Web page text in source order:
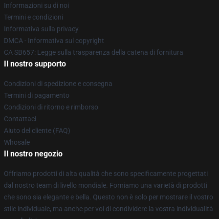
Informazioni su di noi
Termini e condizioni
Informativa sulla privacy
DMCA - Informativa sul copyright
CA SB657: Legge sulla trasparenza della catena di fornitura
Il nostro supporto
Condizioni di spedizione e consegna
Termini di pagamento
Condizioni di ritorno e rimborso
Contattaci
Aiuto del cliente (FAQ)
Whosale
Il nostro negozio
Offriamo prodotti di alta qualità che sono specificamente progettati
dal nostro team di livello mondiale. Forniamo una varietà di prodotti
che sono sia elegante e bella. Questo non è solo per mostrare il vostro
stile individuale, ma anche per voi di condividere la vostra individualità